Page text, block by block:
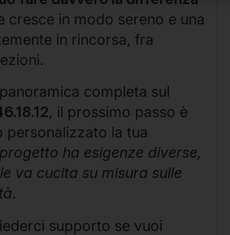
cresce in modo sereno e una
in rincorsa, fra
completa sul
, il prossimo passo è
personalizzato la tua
ha esigenze diverse,
va cucita su misura sulle
.
supporto se vuoi